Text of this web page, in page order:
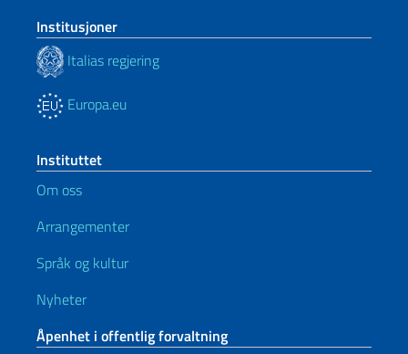
Institusjoner
Italias regjering
Europa.eu
Instituttet
Om oss
Arrangementer
Språk og kultur
Nyheter
Åpenhet i offentlig forvaltning